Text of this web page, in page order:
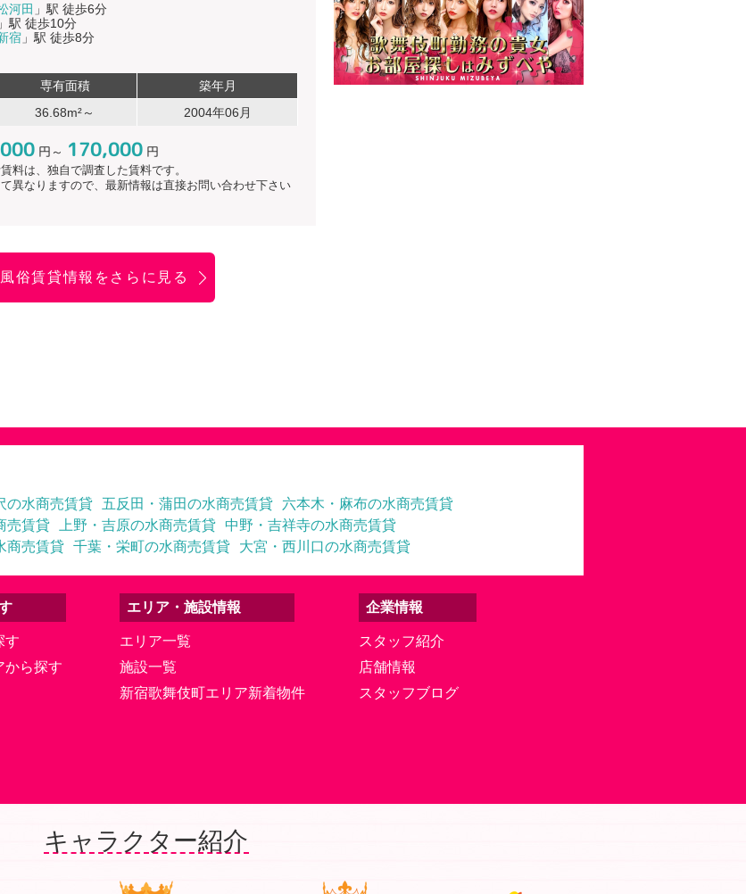
河田 」駅 徒歩6分
」駅 徒歩10分
宿 」駅 徒歩8分
専有面積
築年月
36.68m²～ 2004年06月
円～ 170,000 円
料は、独自で調査した賃料です。
異なりますので、最新情報は直接お問い合わせ下さい
俗賃貸情報をさらに見る
の水商売賃貸 五反田・蒲田の水商売賃貸
六本木・麻布の水商売賃貸
売賃貸 上野・吉原の水商売賃貸 中野・吉祥寺の水商売賃貸
商売賃貸 千葉・栄町の水商売賃貸 大宮・西川口の水商売賃貸
す
から探す
エリア・施設情報
エリア一覧
施設一覧
新宿歌舞伎町エリア新着物件
企業情報
スタッフ紹介
店舗情報
スタッフブログ
キャラクター紹介